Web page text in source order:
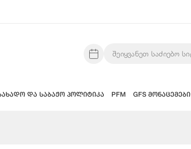
და საბაჟო პოლიტიკა PFM GFS მონაცემები